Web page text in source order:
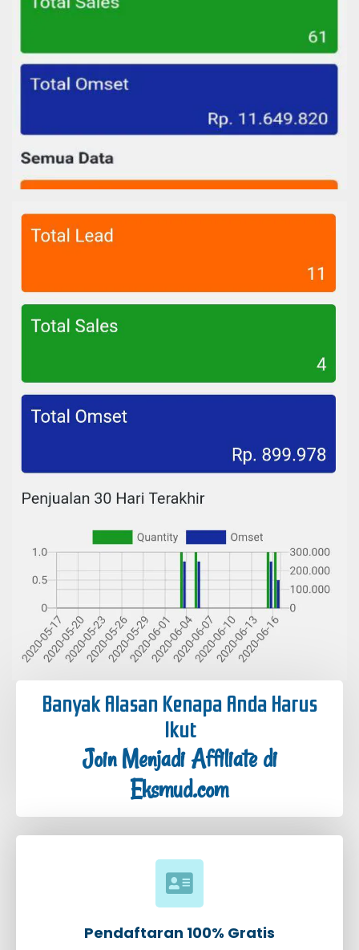
Banyak Alasan Kenapa Anda Harus
Ikut
Join Menjadi Affiliate di
Eksmud.com
Pendaftaran 100% Gratis